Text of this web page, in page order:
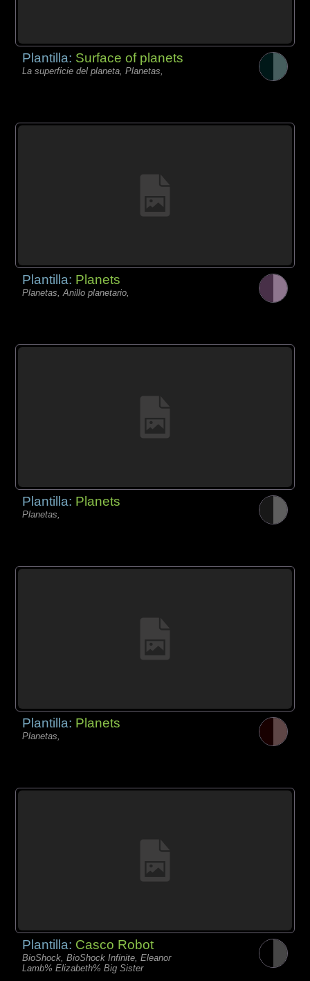
Plantilla: Surface of planets
La superficie del planeta, Planetas,
Plantilla: Planets
Planetas, Anillo planetario,
Plantilla: Planets
Planetas,
Plantilla: Planets
Planetas,
Plantilla: Casco Robot
BioShock, BioShock Infinite, Eleanor
Lamb% Elizabeth% Big Sister